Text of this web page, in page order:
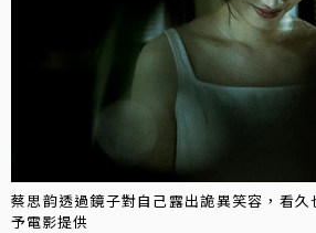
蔡思韵透過鏡子對自己露出詭異笑容，看
予電影提供